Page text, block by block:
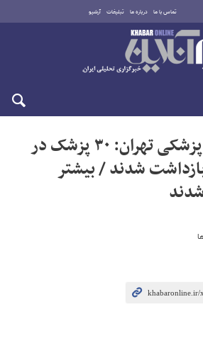
تماس با ما درباره ما تبلیغات آرشیو
۱۴۰۵
نایب رئیس نظام پزشکی تهران: ۳۰ پزشک در
شدند / بیشتر